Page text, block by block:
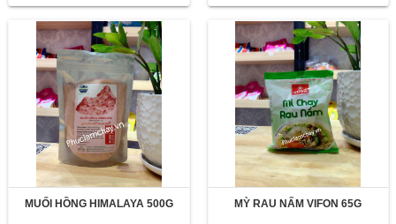
MUỐI HỒNG HIMALAYA 500G MỲ RAU NẤM VIFON 65G